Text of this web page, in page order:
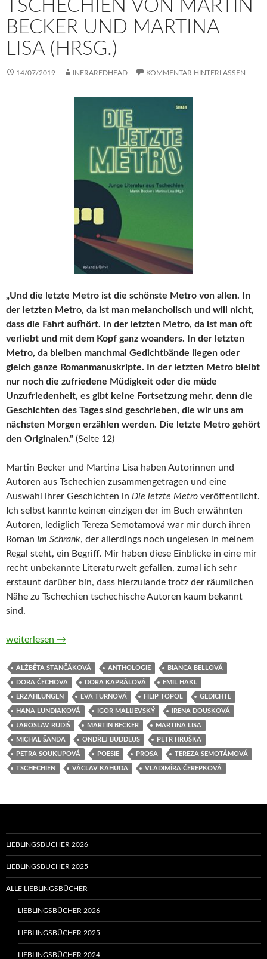
TSCHECHIEN VON MARTIN
BECKER UND MARTINA
LISA (HRSG.)
14/07/2019 INFRAREDHEAD KOMMENTAR HINTERLASSEN
„Und die letzte Metro ist die schönste Metro von allen. In
der letzten Metro, da ist man melancholisch und will nicht,
dass die Fahrt aufhört. In der letzten Metro, da ist man oft
verliebt und mit dem Kopf ganz woanders. In der letzten
Metro, da bleiben manchmal Gedichtbände liegen oder
gleich ganze Romanmanuskripte. In der letzten Metro bleibt
nur noch die zufriedene Müdigkeit oder die müde
Unzufriedenheit, es gibt keine Fortsetzung mehr, denn die
Geschichten des Tages sind geschrieben, die wir uns am
nächsten Morgen erzählen werden. Die letzte Metro gehört
den Originalen.“ (Seite 12)
Martin Becker und Martina Lisa haben Autorinnen und
Autoren aus Tschechien zusammengetragen und eine
Auswahl ihrer Geschichten in Die letzte Metro veröffentlicht.
Ich selbst kannte keinen einzigen der im Buch erwähnten
Autoren, lediglich Tereza Semotamová war mir durch ihren
Roman Im Schrank, der allerdings noch ungelesen in meinem
Regal steht, ein Begriff. Mir haben diese Einblicke in eine mir
recht unbekannte Literaturwelt gefallen, zumal ich sehr
erstaunt darüber bin, dass hierzulande trotz der räumlichen
Nähe zu Tschechien tschechische Autoren kaum bekannt
sind.
Die letzte Metro. Junge Literatur aus Tschechien von Martin
weiterlesen →
ALŽBĚTA STANČÁKOVÁ ANTHOLOGIE BIANCA BELLOVÁ
DORA ČECHOVA DORA KAPRÁLOVÁ EMIL HAKL
ERZÄHLUNGEN EVA TURNOVÁ FILIP TOPOL GEDICHTE
HANA LUNDIAKOVÁ IGOR MALIJEVSKÝ IRENA DOUSKOVÁ
JAROSLAV RUDIŠ MARTIN BECKER MARTINA LISA
MICHAL ŠANDA ONDŘEJ BUDDEUS PETR HRUŠKA
PETRA SOUKUPOVÁ POESIE PROSA TEREZA SEMOTÁMOVÁ
TSCHECHIEN VÁCLAV KAHUDA VLADIMÍRA ČEREPKOVÁ
LIEBLINGSBÜCHER 2026
LIEBLINGSBÜCHER 2025
ALLE LIEBLINGSBÜCHER
LIEBLINGSBÜCHER 2026
LIEBLINGSBÜCHER 2025
LIEBLINGSBÜCHER 2024